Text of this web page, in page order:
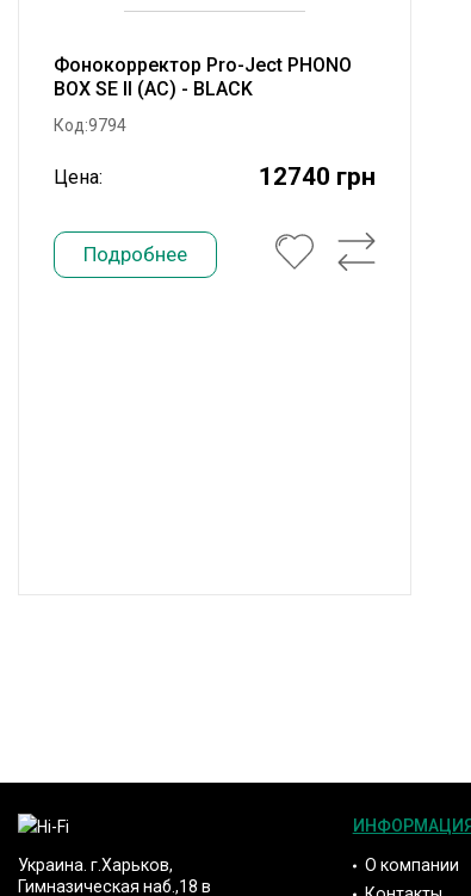
Фонокорректор Pro-Ject PHONO
BOX SE II (AC) - BLACK
Код:9794
Цена: 12740 грн
Подробнее
Украина. г.Харьков,
Гимназическая наб.,18 в
ИНФОРМАЦИЯ
О компании